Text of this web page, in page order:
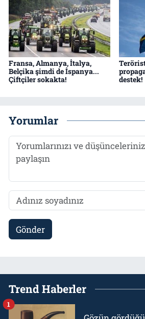
Fransa, Almanya, İtalya,
Belçika şimdi de İspanya...
Çiftçiler sokakta!
destek!
Yorumlar
Gönder
Trend Haberler
1